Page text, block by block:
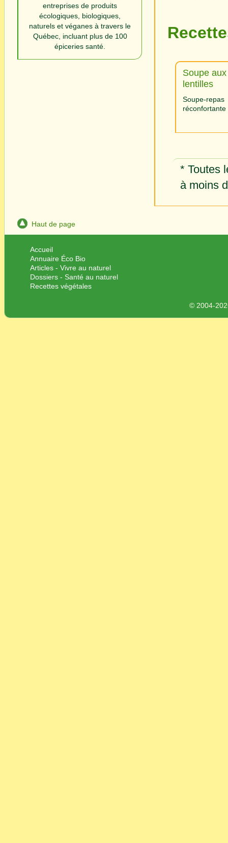
entreprises de produits
écologiques, biologiques,
naturels et véganes à travers le
Québec, incluant plus de 100
épiceries santé.
Soupe aux
lentilles
Soupe-repas
réconfortante
* Toutes
à moins
Haut de page
Accueil
Annuaire Éco Bio
Articles - Vivre au naturel
Dossiers - Santé au naturel
Recettes végétales
© 2004-